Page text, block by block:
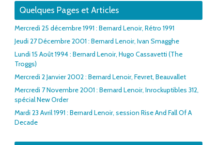
Quelques Pages et Articles
Mercredi 25 décembre 1991 : Bernard Lenoir, Rétro 1991
Jeudi 27 Décembre 2001 : Bernard Lenoir, Ivan Smagghe
Lundi 15 Août 1994 : Bernard Lenoir, Hugo Cassavetti (The
Troggs)
Mercredi 2 Janvier 2002 : Bernard Lenoir, Fevret, Beauvallet
Mercredi 7 Novembre 2001 : Bernard Lenoir, Inrockuptibles 312,
spécial New Order
Mardi 23 Avril 1991 : Bernard Lenoir, session Rise And Fall Of A
Decade